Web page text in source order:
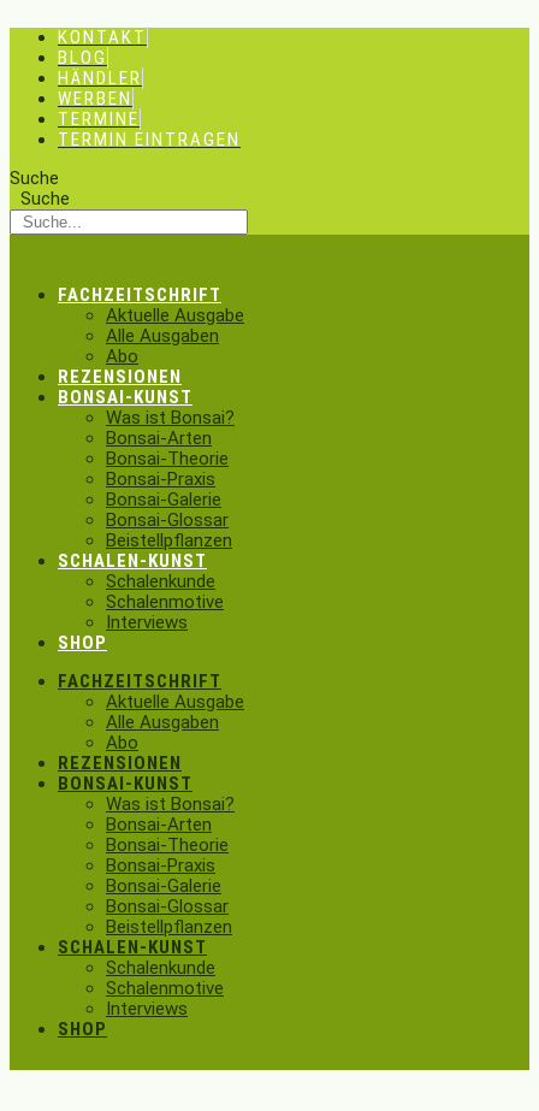
Inhalt
springen
KONTAKT
BLOG
HÄNDLER
WERBEN
TERMINE
TERMIN EINTRAGEN
Suche
Suche
FACHZEITSCHRIFT
Aktuelle Ausgabe
Alle Ausgaben
Abo
REZENSIONEN
BONSAI-KUNST
Was ist Bonsai?
Bonsai-Arten
Bonsai-Theorie
Bonsai-Praxis
Bonsai-Galerie
Bonsai-Glossar
Beistellpflanzen
SCHALEN-KUNST
Schalenkunde
Schalenmotive
Interviews
SHOP
FACHZEITSCHRIFT
Aktuelle Ausgabe
Alle Ausgaben
Abo
REZENSIONEN
BONSAI-KUNST
Was ist Bonsai?
Bonsai-Arten
Bonsai-Theorie
Bonsai-Praxis
Bonsai-Galerie
Bonsai-Glossar
Beistellpflanzen
SCHALEN-KUNST
Schalenkunde
Schalenmotive
Interviews
SHOP